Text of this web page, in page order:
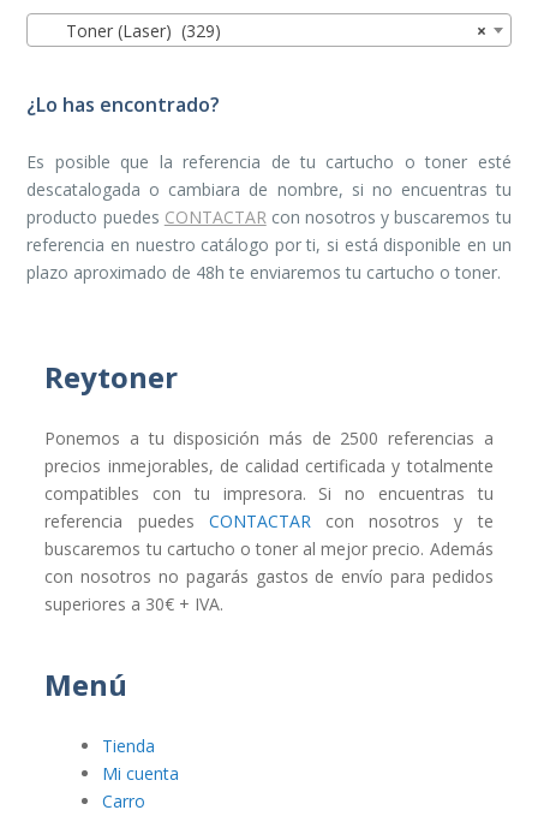
×
Toner (Laser) (329)
¿Lo has encontrado?
Es posible que la referencia de tu cartucho o toner esté
descatalogada o cambiara de nombre, si no encuentras tu
producto puedes CONTACTARcon nosotros y buscaremos tu
referencia en nuestro catálogo por ti, si está disponible en un
plazo aproximado de 48h te enviaremos tu cartucho o toner.
Reytoner
Ponemos a tu disposición más de 2500 referencias a
precios inmejorables, de calidad certificada y totalmente
compatibles con tu impresora. Si no encuentras tu
referencia puedes CONTACTARcon nosotros y te
buscaremos tu cartucho o toner al mejor precio. Además
con nosotros no pagarás gastos de envío para pedidos
superiores a 30€ + IVA.
Menú
Tienda
Mi cuenta
Carro